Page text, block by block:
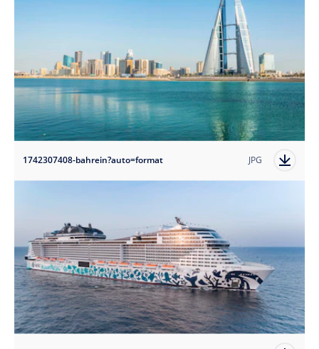
1742307408-bahrein?auto=format JPG